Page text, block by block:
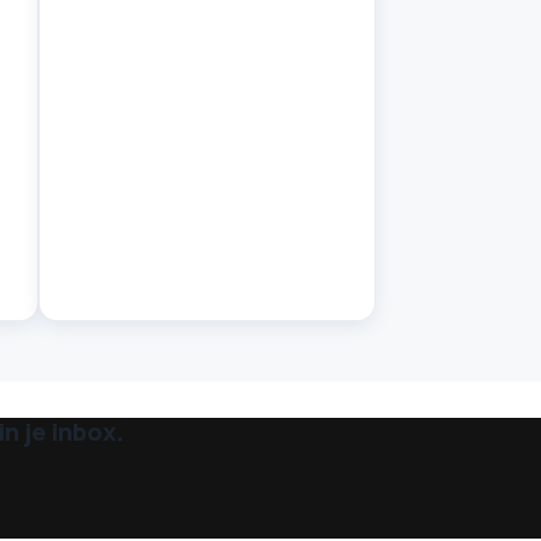
je inbox.